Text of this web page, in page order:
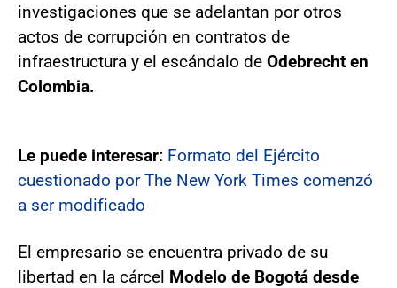
investigaciones que se adelantan por otros
actos de corrupción en contratos de
infraestructura y el escándalo de Odebrecht en
Colombia.
Le puede interesar: Formato del Ejército
cuestionado por The New York Times comenzó
a ser modificado
El empresario se encuentra privado de su
libertad en la cárcel Modelo de Bogotá desde